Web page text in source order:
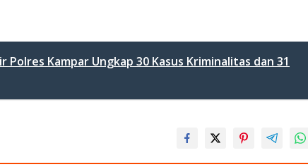
Polres Kampar Ungkap 30 Kasus Kriminalitas dan 31